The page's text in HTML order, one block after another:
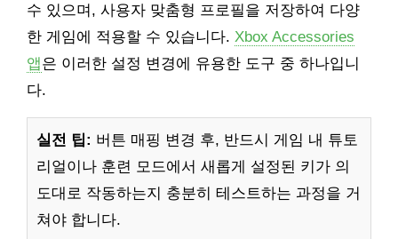
수 있으며, 사용자 맞춤형 프로필을 저장하여 다양
한 게임에 적용할 수 있습니다. Xbox Accessories
앱은 이러한 설정 변경에 유용한 도구 중 하나입니
다.
실전 팁: 버튼 매핑 변경 후, 반드시 게임 내 튜토
리얼이나 훈련 모드에서 새롭게 설정된 키가 의
도대로 작동하는지 충분히 테스트하는 과정을 거
쳐야 합니다.